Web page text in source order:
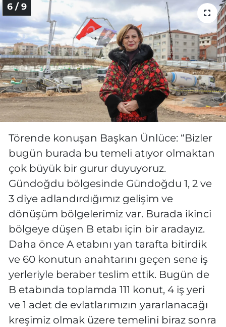
6 / 9
Törende konuşan Başkan Ünlüce: “Bizler
bugün burada bu temeli atıyor olmaktan
çok büyük bir gurur duyuyoruz.
Gündoğdu bölgesinde Gündoğdu 1, 2 ve
3 diye adlandırdığımız gelişim ve
dönüşüm bölgelerimiz var. Burada ikinci
bölgeye düşen B etabı için bir aradayız.
Daha önce A etabını yan tarafta bitirdik
ve 60 konutun anahtarını geçen sene iş
yerleriyle beraber teslim ettik. Bugün de
B etabında toplamda 111 konut, 4 iş yeri
ve 1 adet de evlatlarımızın yararlanacağı
kreşimiz olmak üzere temelini biraz sonra